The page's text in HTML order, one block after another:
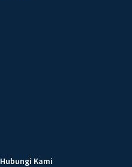
Hubungi Kami